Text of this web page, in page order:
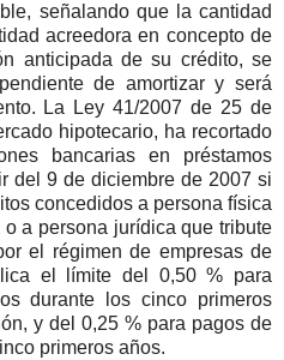
señalando que la cantidad
acreedora en concepto de
anticipada de su crédito, se
de amortizar y será
La Ley 41/2007 de 25 de
hipotecario, ha recortado
bancarias en préstamos
del 9 de diciembre de 2007 si
concedidos a persona física
a persona jurídica que tribute
el régimen de empresas de
el límite del 0,50 % para
durante los cinco primeros
y del 0,25 % para pagos de
primeros años.